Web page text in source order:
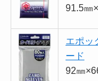
91.5㎜
エポッ
ード
92㎜